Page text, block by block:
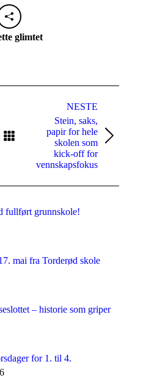
glimtet
NESTE
Neste
innlegg:
Stein, saks,
papir for hele
skolen som
kick-off for
vennskapsfokus
fullført grunnskole!
mai fra Torderød skole
– historie som griper
for 1. til 4.